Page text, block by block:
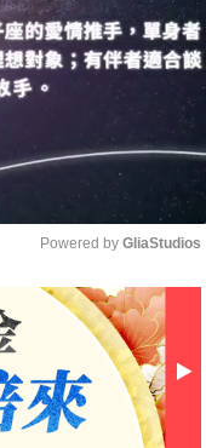
Mute
Powered by GliaStudios